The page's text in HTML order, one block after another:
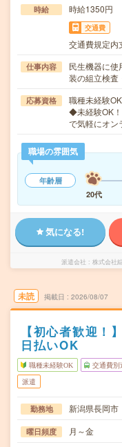
時給 時給1350円
交通費
交通費規定内
仕事内容
民生機器に使
装の組立検
応募資格
職種未経験
◆未経験OK
で気軽にオ
職場の雰囲気
年齢層
20代
気になる!
派遣会社 株式会社
未読 掲載日 2026/08/07
【初心者歓迎！
日払いOK
職種未経験OK 交通費別
派遣
勤務地 新潟県長岡市
曜日頻度 月～金